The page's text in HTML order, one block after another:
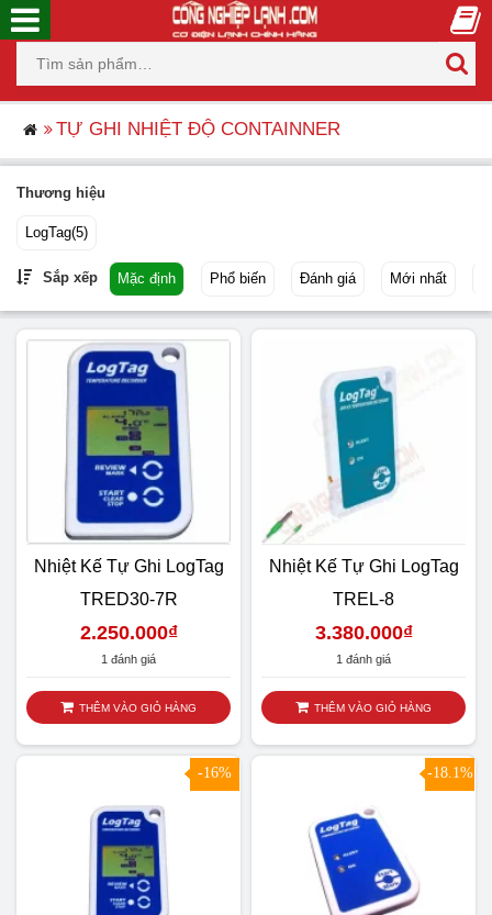
TỰ GHI NHIỆT ĐỘ CONTAINNER
Thương hiệu
LogTag(5)
Sắp xếp Mặc định Phổ biến Đánh giá Mới nhất
Nhiệt Kế Tự Ghi LogTag
TRED30-7R
2.250.000₫
1 đánh giá
THÊM VÀO GIỎ HÀNG
Nhiệt Kế Tự Ghi LogTag
TREL-8
3.380.000₫
1 đánh giá
THÊM VÀO GIỎ HÀNG
SALE
-16% SALE
-18.1%